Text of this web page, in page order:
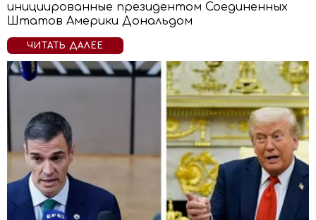
инициированные президентом Соединенных
Штатов Америки Дональдом
ЧИТАТЬ ДАЛЕЕ